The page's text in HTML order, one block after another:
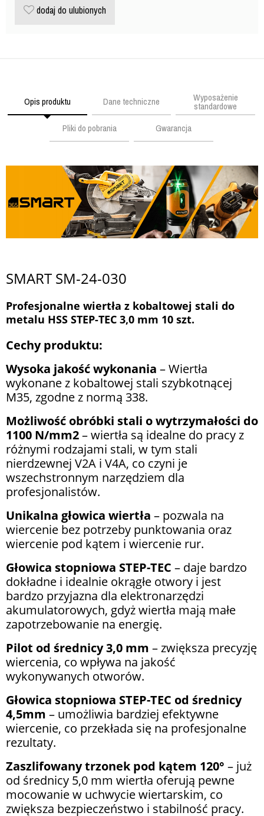
dodaj do ulubionych
Opis produktu Dane techniczne Wyposażenie
standardowe
Pliki do pobrania
Gwarancja
SMART SM-24-030
Profesjonalne wiertła z kobaltowej stali do
metalu HSS STEP-TEC 3,0 mm 10 szt.
Cechy produktu:
Wysoka jakość wykonania – Wiertła
wykonane z kobaltowej stali szybkotnącej
M35, zgodne z normą 338.
Możliwość obróbki stali o wytrzymałości do
1100 N/mm2– wiertła są idealne do pracy z
różnymi rodzajami stali, w tym stali
nierdzewnej V2A i V4A, co czyni je
wszechstronnym narzędziem dla
profesjonalistów.
Unikalna głowica wiertła – pozwala na
wiercenie bez potrzeby punktowania oraz
wiercenie pod kątem i wiercenie rur.
Głowica stopniowa STEP-TEC – daje bardzo
dokładne i idealnie okrągłe otwory i jest
bardzo przyjazna dla elektronarzędzi
akumulatorowych, gdyż wiertła mają małe
zapotrzebowanie na energię.
Pilot od średnicy 3,0 mm – zwiększa precyzję
wiercenia, co wpływa na jakość
wykonywanych otworów.
Głowica stopniowa STEP-TEC od średnicy
4,5mm – umożliwia bardziej efektywne
wiercenie, co przekłada się na profesjonalne
rezultaty.
Zaszlifowany trzonek pod kątem 120° – już
od średnicy 5,0 mm wiertła oferują pewne
mocowanie w uchwycie wiertarskim, co
zwiększa bezpieczeństwo i stabilność pracy.